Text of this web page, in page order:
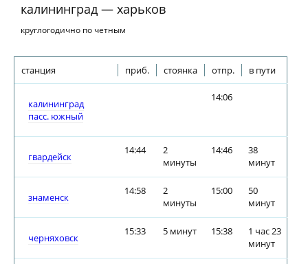
калининград — харьков
круглогодично по четным
станция приб. стоянка отпр. в пути
калининград
пасс. южный
14:06
гвардейск
14:44
2
минуты
14:46
38
минут
знаменск
14:58
2
минуты
15:00
50
минут
черняховск
15:33 5 минут 15:38
1 час 23
минут